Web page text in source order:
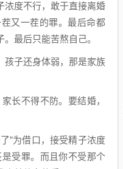
浓度不行，敢于直接离婚
又一茬的罪。最后命都
最后只能苦熬自己。
孩子还身体弱，那是家族
长不得不防。要结婚，
”为借口，接受精子浓度
受罪。而且你不受那个